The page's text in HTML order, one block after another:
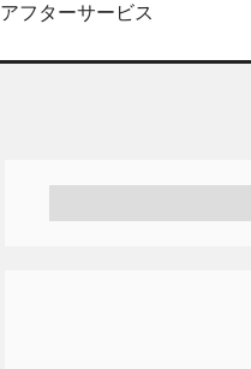
アフターサービス